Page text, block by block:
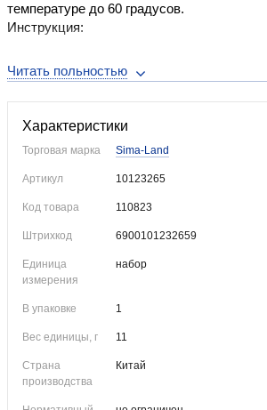
температуре до 60 градусов.
Инструкция:
Напишите имя ребёнка капилярной
надпись высохнет).
Отрежьте бирку ножницами и выберите
приклеивания бирки. Расположите её
отключите пар).
Приложите бирку к выбранному месту и
секунд.
Подождите, пока бирка остынет.
Важно: не стирайте вещь минимум сутки
бирки.
Характеристики
Торговая марка Sima-Land
Артикул 10123265
Код товара 110823
Штрихкод 6900101232659
Единица
измерения
набор
В упаковке 1
Вес единицы, г 11
Страна
производства
Китай